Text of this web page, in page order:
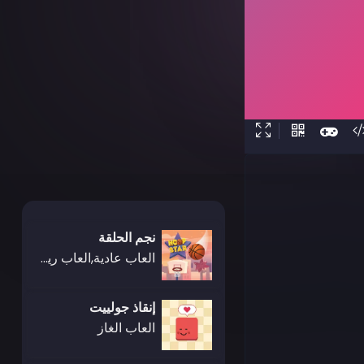
نجم الحلقة
العاب عادية,العاب رياضة,العاب كرة السلة
إنقاذ جولييت
العاب الغاز